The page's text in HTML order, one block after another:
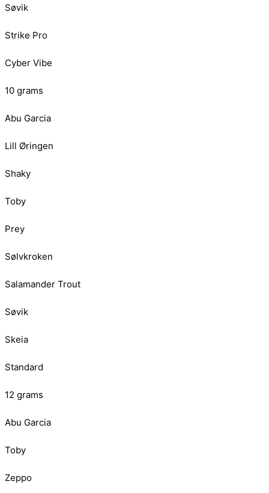
Søvik
Strike Pro
Cyber Vibe
10 grams
Abu Garcia
Lill Øringen
Shaky
Toby
Prey
Sølvkroken
Salamander Trout
Søvik
Skeia
Standard
12 grams
Abu Garcia
Toby
Zeppo